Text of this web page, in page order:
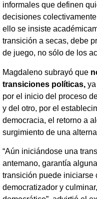
informales que definen
decisiones
ello se insiste
transición a secas, debe
de juego, no sólo de los
Magdaleno subrayó que
transiciones políticas,
por el inicio del proceso
y del otro, por el
democracia, el retorno a
surgimiento de una
“Aún iniciándose una
antemano, garantía
transición puede iniciarse
democratizador y